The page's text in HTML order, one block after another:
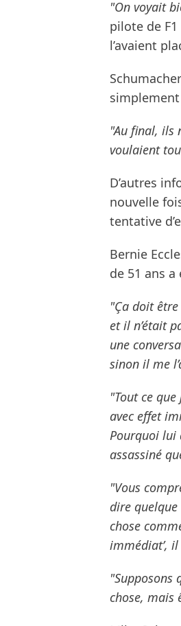
"On voyait
pilote de
l’avaient
"Au final, ils
voulaient
D’autres
nouvelle
tentative
Bernie
de 51 ans
"Ça doit
et il n’était
une
sinon il me
"Tout ce
avec effet
Pourquoi lui
assassiné
"Vous
dire quelque
chose
immédiat’,
"Supposons
chose, mais